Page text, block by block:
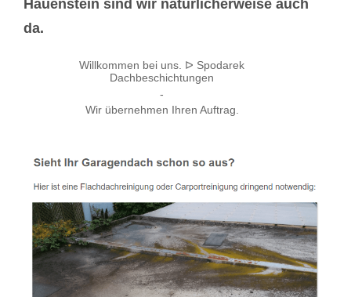
Hauenstein sind wir natürlicherweise auch
da.
Willkommen bei uns. ᐅ Spodarek
Dachbeschichtungen
-
Wir übernehmen Ihren Auftrag.